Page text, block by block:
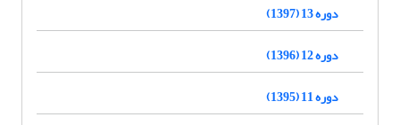
دوره 13 (1397)
دوره 12 (1396)
دوره 11 (1395)